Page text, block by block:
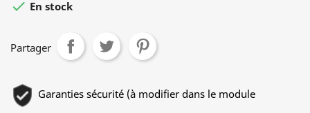
 En stock
Partager
Garanties sécurité (à modifier dans le module